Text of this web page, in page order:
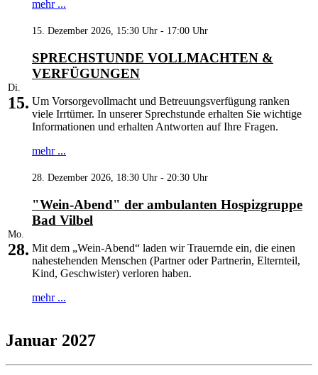
mehr ...
Di.
15.
15. Dezember 2026, 15:30 Uhr - 17:00 Uhr
SPRECHSTUNDE VOLLMACHTEN &
VERFÜGUNGEN
Um Vorsorgevollmacht und Betreuungsverfügung ranken
viele Irrtümer. In unserer Sprechstunde erhalten Sie wichtige
Informationen und erhalten Antworten auf Ihre Fragen.
mehr ...
Mo.
28.
28. Dezember 2026, 18:30 Uhr - 20:30 Uhr
"Wein-Abend" der ambulanten Hospizgruppe
Bad Vilbel
Mit dem „Wein-Abend“ laden wir Trauernde ein, die einen
nahestehenden Menschen (Partner oder Partnerin, Elternteil,
Kind, Geschwister) verloren haben.
mehr ...
Januar 2027